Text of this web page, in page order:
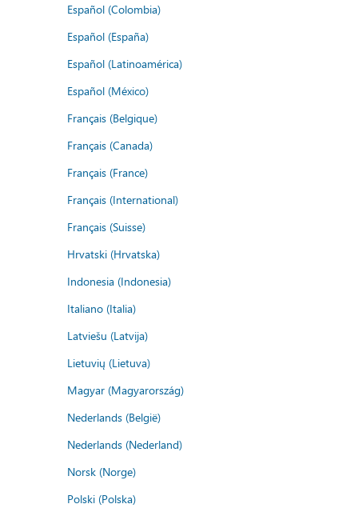
Español (Colombia)
Español (España)
Español (Latinoamérica)
Español (México)
Français (Belgique)
Français (Canada)
Français (France)
Français (International)
Français (Suisse)
Hrvatski (Hrvatska)
Indonesia (Indonesia)
Italiano (Italia)
Latviešu (Latvija)
Lietuvių (Lietuva)
Magyar (Magyarország)
Nederlands (België)
Nederlands (Nederland)
Norsk (Norge)
Polski (Polska)